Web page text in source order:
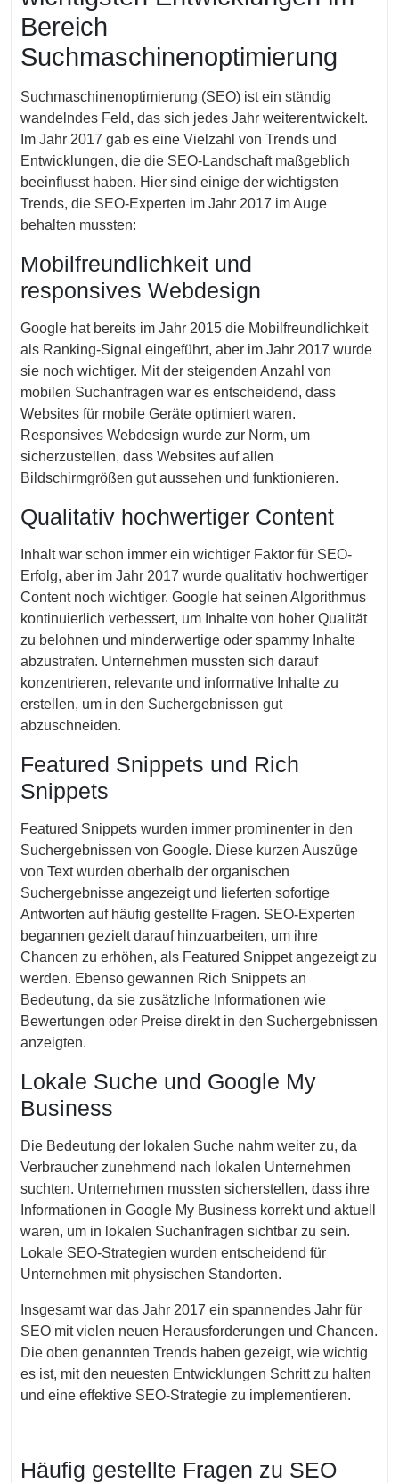
Bereich
Suchmaschinenoptimierung
Suchmaschinenoptimierung (SEO) ist ein ständig
wandelndes Feld, das sich jedes Jahr weiterentwickelt.
Im Jahr 2017 gab es eine Vielzahl von Trends und
Entwicklungen, die die SEO-Landschaft maßgeblich
beeinflusst haben. Hier sind einige der wichtigsten
Trends, die SEO-Experten im Jahr 2017 im Auge
behalten mussten:
Mobilfreundlichkeit und
responsives Webdesign
Google hat bereits im Jahr 2015 die Mobilfreundlichkeit
als Ranking-Signal eingeführt, aber im Jahr 2017 wurde
sie noch wichtiger. Mit der steigenden Anzahl von
mobilen Suchanfragen war es entscheidend, dass
Websites für mobile Geräte optimiert waren.
Responsives Webdesign wurde zur Norm, um
sicherzustellen, dass Websites auf allen
Bildschirmgrößen gut aussehen und funktionieren.
Qualitativ hochwertiger Content
Inhalt war schon immer ein wichtiger Faktor für SEO-
Erfolg, aber im Jahr 2017 wurde qualitativ hochwertiger
Content noch wichtiger. Google hat seinen Algorithmus
kontinuierlich verbessert, um Inhalte von hoher Qualität
zu belohnen und minderwertige oder spammy Inhalte
abzustrafen. Unternehmen mussten sich darauf
konzentrieren, relevante und informative Inhalte zu
erstellen, um in den Suchergebnissen gut
abzuschneiden.
Featured Snippets und Rich
Snippets
Featured Snippets wurden immer prominenter in den
Suchergebnissen von Google. Diese kurzen Auszüge
von Text wurden oberhalb der organischen
Suchergebnisse angezeigt und lieferten sofortige
Antworten auf häufig gestellte Fragen. SEO-Experten
begannen gezielt darauf hinzuarbeiten, um ihre
Chancen zu erhöhen, als Featured Snippet angezeigt zu
werden. Ebenso gewannen Rich Snippets an
Bedeutung, da sie zusätzliche Informationen wie
Bewertungen oder Preise direkt in den Suchergebnissen
anzeigten.
Lokale Suche und Google My
Business
Die Bedeutung der lokalen Suche nahm weiter zu, da
Verbraucher zunehmend nach lokalen Unternehmen
suchten. Unternehmen mussten sicherstellen, dass ihre
Informationen in Google My Business korrekt und aktuell
waren, um in lokalen Suchanfragen sichtbar zu sein.
Lokale SEO-Strategien wurden entscheidend für
Unternehmen mit physischen Standorten.
Insgesamt war das Jahr 2017 ein spannendes Jahr für
SEO mit vielen neuen Herausforderungen und Chancen.
Die oben genannten Trends haben gezeigt, wie wichtig
es ist, mit den neuesten Entwicklungen Schritt zu halten
und eine effektive SEO-Strategie zu implementieren.
Häufig gestellte Fragen zu SEO